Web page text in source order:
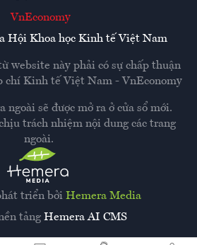
triển bởi Hemera Media
tảng Hemera AI CMS
VnEconomy
Hội Khoa học Kinh tế Việt Nam
website này phải có sự chấp thuận
chí Kinh tế Việt Nam - VnEconomy
ngoài sẽ được mở ra ở cửa sổ mới.
trách nhiệm nội dung các trang
ngoài.